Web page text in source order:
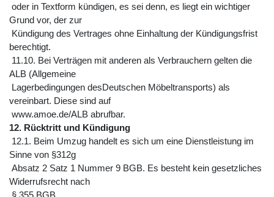
oder in Textform kündigen, es sei denn, es liegt ein wichtiger
Grund vor, der zur
Kündigung des Vertrages ohne Einhaltung der Kündigungsfrist
berechtigt.
11.10. Bei Verträgen mit anderen als Verbrauchern gelten die
ALB (Allgemeine
Lagerbedingungen desDeutschen Möbeltransports) als
vereinbart. Diese sind auf
www.amoe.de/ALB abrufbar.
12. Rücktritt und Kündigung
12.1. Beim Umzug handelt es sich um eine Dienstleistung im
Sinne von §312g
Absatz 2 Satz 1 Nummer 9 BGB. Es besteht kein gesetzliches
Widerrufsrecht nach
§ 355 BGB.